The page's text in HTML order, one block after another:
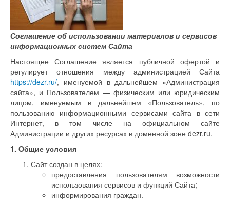
Соглашение об использовании материалов и сервисов
информационных систем Сайта
Настоящее Соглашение является публичной офертой и
регулирует отношения между администрацией Сайта
https://dezr.ru/, именуемой в дальнейшем «Администрация
сайта», и Пользователем — физическим или юридическим
лицом, именуемым в дальнейшем «Пользователь», по
пользованию информационными сервисами сайта в сети
Интернет, в том числе на официальном сайте
Администрации и других ресурсах в доменной зоне dezr.ru.
1. Общие условия
Сайт создан в целях:
предоставления пользователям возможности
использования сервисов и функций Сайта;
информирования граждан.